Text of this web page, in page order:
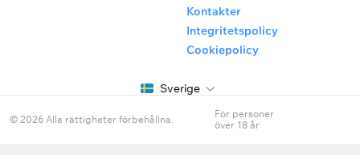
Kontakter
Integritetspolicy
Cookiepolicy
Sverige
© 2026 Alla rättigheter förbehållna.
För personer
över 18 år